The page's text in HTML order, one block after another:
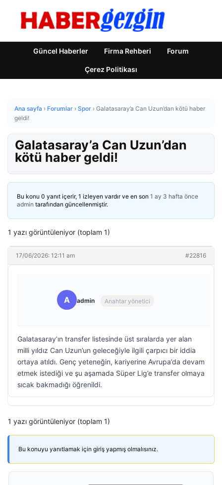
Güncel Haberler Firma Rehberi Forum
Çerez Politikası
Ana sayfa › Forumlar › Spor › Galatasaray’a Can Uzun’dan kötü haber
geldi!
Galatasaray’a Can Uzun’dan
kötü haber geldi!
Bu konu 0 yanıt içerir, 1 izleyen vardır ve en son 1 ay 3 hafta önce
admin tarafından güncellenmiştir.
1 yazı görüntüleniyor (toplam 1)
17/06/2026: 12:11 am #22816
A admin Anahtar yönetici
Galatasaray’ın transfer listesinde üst sıralarda yer alan
milli yıldız Can Uzun’un geleceğiyle ilgili çarpıcı bir iddia
ortaya atıldı. Genç yeteneğin, kariyerine Avrupa’da devam
etmek istediği ve şu aşamada Süper Lig’e transfer olmaya
sıcak bakmadığı öğrenildi.
1 yazı görüntüleniyor (toplam 1)
Bu konuyu yanıtlamak için giriş yapmış olmalısınız.